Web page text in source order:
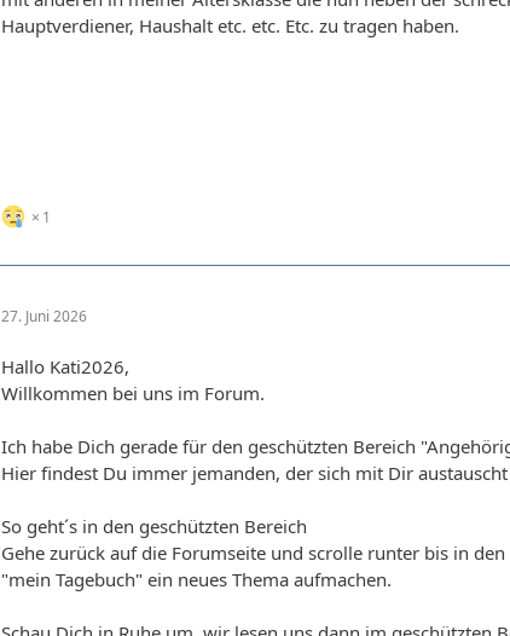
Hauptverdiener, Haushalt etc. etc. Etc. zu tragen haben.
1
27. Juni 2026
Hallo Kati2026,
Willkommen bei uns im Forum.
Ich habe Dich gerade für den geschützten Bereich
Hier findest Du immer jemanden, der sich mit Dir
So geht´s in den geschützten Bereich
Gehe zurück auf die Forumseite und scrolle runter bis in
"mein Tagebuch" ein neues Thema aufmachen.